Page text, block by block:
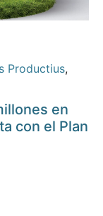
Productius,
en
con el Plan